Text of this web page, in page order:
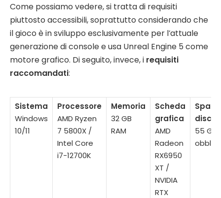
Come possiamo vedere, si tratta di requisiti
piuttosto accessibili, soprattutto considerando che
il gioco è in sviluppo esclusivamente per l’attuale
generazione di console e usa Unreal Engine 5 come
motore grafico. Di seguito, invece, i requisiti
raccomandati:
Sistema
Windows
10/11
Processore
AMD Ryzen
7 5800X /
Intel Core
i7-12700K
Memoria
32 GB
RAM
Scheda
grafica
AMD
Radeon
RX6950
XT /
NVIDIA
RTX
disco
55 GB;